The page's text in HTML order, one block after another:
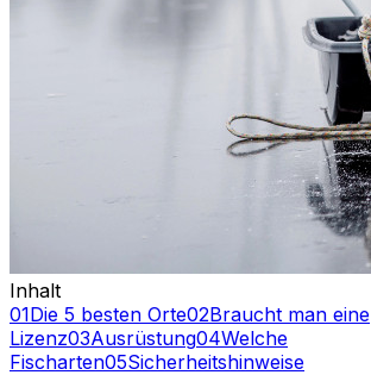
Inhalt
01Die 5 besten Orte02Braucht man eine
Lizenz03Ausrüstung04Welche
Fischarten05Sicherheitshinweise